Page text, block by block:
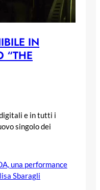
IN
“THE
e in tutti i
singolo dei